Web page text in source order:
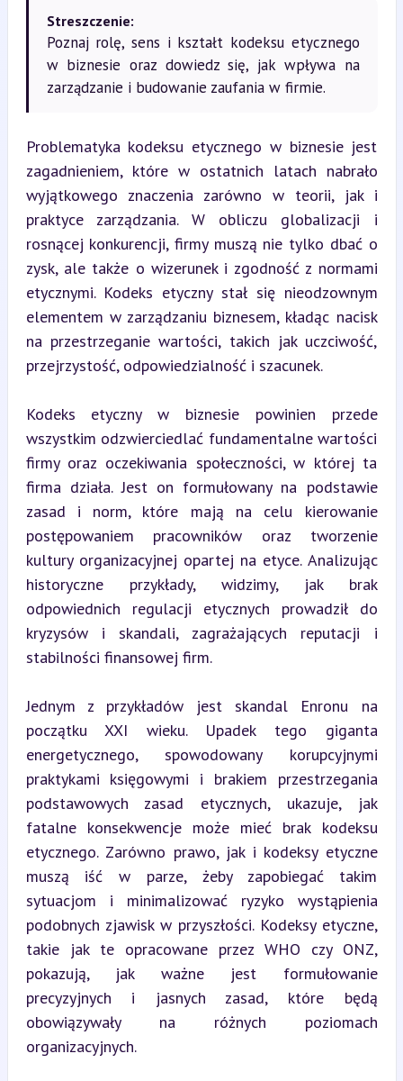
Streszczenie:
Poznaj rolę, sens i kształt kodeksu etycznego
w biznesie oraz dowiedz się, jak wpływa na
zarządzanie i budowanie zaufania w firmie.
Problematyka kodeksu etycznego w biznesie jest
zagadnieniem, które w ostatnich latach nabrało
wyjątkowego znaczenia zarówno w teorii, jak i
praktyce zarządzania. W obliczu globalizacji i
rosnącej konkurencji, firmy muszą nie tylko dbać o
zysk, ale także o wizerunek i zgodność z normami
etycznymi. Kodeks etyczny stał się nieodzownym
elementem w zarządzaniu biznesem, kładąc nacisk
na przestrzeganie wartości, takich jak uczciwość,
przejrzystość, odpowiedzialność i szacunek.
Kodeks etyczny w biznesie powinien przede
wszystkim odzwierciedlać fundamentalne wartości
firmy oraz oczekiwania społeczności, w której ta
firma działa. Jest on formułowany na podstawie
zasad i norm, które mają na celu kierowanie
postępowaniem pracowników oraz tworzenie
kultury organizacyjnej opartej na etyce. Analizując
historyczne przykłady, widzimy, jak brak
odpowiednich regulacji etycznych prowadził do
kryzysów i skandali, zagrażających reputacji i
stabilności finansowej firm.
Jednym z przykładów jest skandal Enronu na
początku XXI wieku. Upadek tego giganta
energetycznego, spowodowany korupcyjnymi
praktykami księgowymi i brakiem przestrzegania
podstawowych zasad etycznych, ukazuje, jak
fatalne konsekwencje może mieć brak kodeksu
etycznego. Zarówno prawo, jak i kodeksy etyczne
muszą iść w parze, żeby zapobiegać takim
sytuacjom i minimalizować ryzyko wystąpienia
podobnych zjawisk w przyszłości. Kodeksy etyczne,
takie jak te opracowane przez WHO czy ONZ,
pokazują, jak ważne jest formułowanie
precyzyjnych i jasnych zasad, które będą
obowiązywały na różnych poziomach
organizacyjnych.